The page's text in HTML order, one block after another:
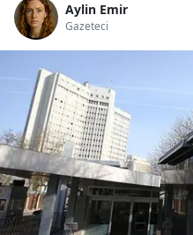
Aylin Emir
Gazeteci